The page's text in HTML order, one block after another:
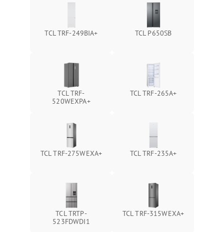
TCL TRF-249BIA+ TCL P650SB
TCL TRF-
520WEXPA+
TCL TRF-265A+
TCL TRF-275WEXA+ TCL TRF-235A+
TCL TRTP-
523FDWDI1
TCL TRF-315WEXA+